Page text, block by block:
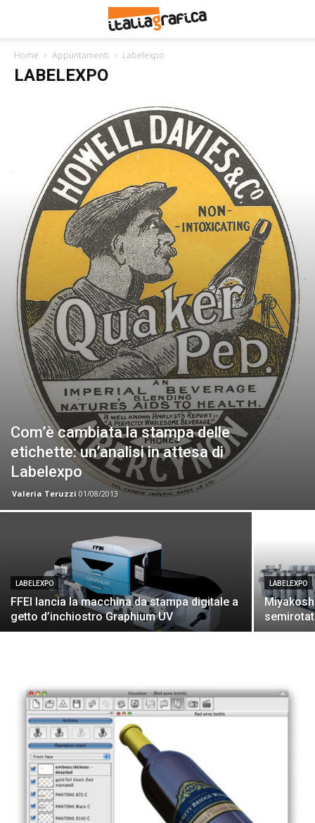
Home Appuntamenti Labelexpo
LABELEXPO
Com’è cambiata la stampa delle
etichette: un’analisi in attesa di
Labelexpo
Valeria Teruzzi 01/08/2013
LABELEXPO
FFEI lancia la macchina da stampa digitale a
getto d’inchiostro Graphium UV
LABELEXPO